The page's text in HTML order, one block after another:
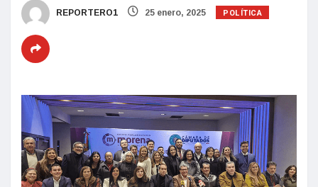
REPORTERO1 25 enero, 2025 POLÍTICA